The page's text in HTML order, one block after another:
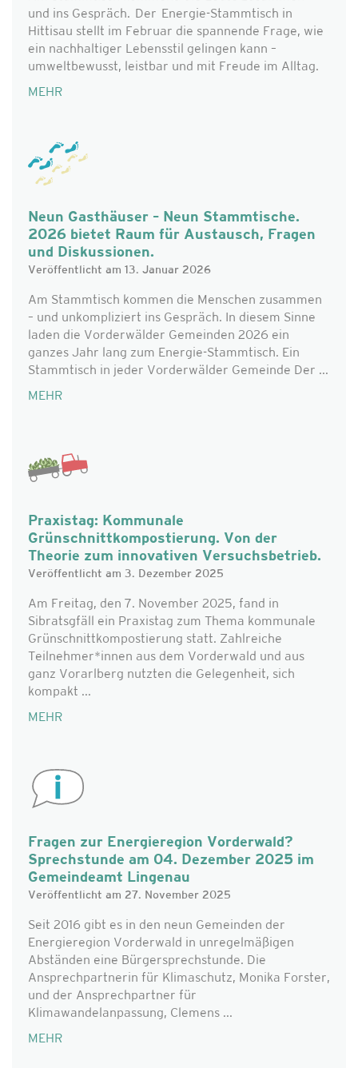
und ins Gespräch. Der Energie-Stammtisch in
Hittisau stellt im Februar die spannende Frage, wie
ein nachhaltiger Lebensstil gelingen kann –
umweltbewusst, leistbar und mit Freude im Alltag.
MEHR
Neun Gasthäuser – Neun Stammtische.
2026 bietet Raum für Austausch, Fragen
und Diskussionen.
Veröffentlicht am 13. Januar 2026
Am Stammtisch kommen die Menschen zusammen
– und unkompliziert ins Gespräch. In diesem Sinne
laden die Vorderwälder Gemeinden 2026 ein
ganzes Jahr lang zum Energie-Stammtisch. Ein
Stammtisch in jeder Vorderwälder Gemeinde Der ...
MEHR
Praxistag: Kommunale
Grünschnittkompostierung. Von der
Theorie zum innovativen Versuchsbetrieb.
Veröffentlicht am 3. Dezember 2025
Am Freitag, den 7. November 2025, fand in
Sibratsgfäll ein Praxistag zum Thema kommunale
Grünschnittkompostierung statt. Zahlreiche
Teilnehmer*innen aus dem Vorderwald und aus
ganz Vorarlberg nutzten die Gelegenheit, sich
kompakt ...
MEHR
Fragen zur Energieregion Vorderwald?
Sprechstunde am 04. Dezember 2025 im
Gemeindeamt Lingenau
Veröffentlicht am 27. November 2025
Seit 2016 gibt es in den neun Gemeinden der
Energieregion Vorderwald in unregelmäßigen
Abständen eine Bürgersprechstunde. Die
Ansprechpartnerin für Klimaschutz, Monika Forster,
und der Ansprechpartner für
Klimawandelanpassung, Clemens ...
MEHR